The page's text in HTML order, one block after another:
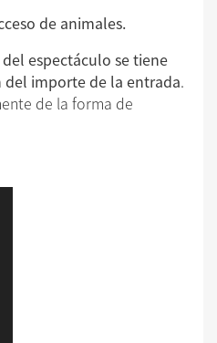
de animales.
espectáculo se tiene
importe de la entrada.
de la forma de